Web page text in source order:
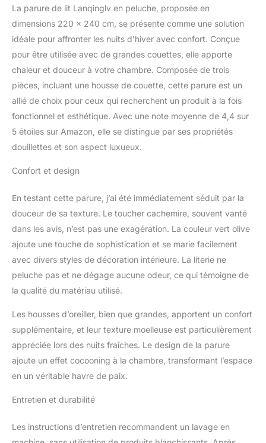
décoloration, aux plis,
aux bouloches. Ajoutez
une touche de grâce,
apportez de la couleur à
votre chambre. Offre
également une chaleur et
une respirabilité
optimales. Utilisation
polyvalente : en hiver, il
suffit de mettre la
couette ou la housse de
couette dans la parure
froid. En été, cette parure
synthétique peut être
utilisée seule comme
couette ou plaid avec
suffisamment de confort.
housse de couette 220 x
Notre parure de lit d'hiver
chaude en peluche est
fabriquée dans des
usines Oeko-Tex
Standard 100. Elle
garantit que nos produits
votre peau. Ensemble de
La parure de lit Lanqinglv en peluche, proposée en
dimensions 220 x 240 cm, se présente comme une solution
idéale pour affronter les nuits d’hiver avec confort. Conçue
pour être utilisée avec de grandes couettes, elle apporte
chaleur et douceur à votre chambre. Composée de trois
pièces, incluant une housse de couette, cette parure est un
allié de choix pour ceux qui recherchent un produit à la fois
fonctionnel et esthétique. Avec une note moyenne de 4,4 sur
5 étoiles sur Amazon, elle se distingue par ses propriétés
douillettes et son aspect luxueux.
Confort et design
En testant cette parure, j’ai été immédiatement séduit par la
douceur de sa texture. Le toucher cachemire, souvent vanté
dans les avis, n’est pas une exagération. La couleur vert olive
ajoute une touche de sophistication et se marie facilement
avec divers styles de décoration intérieure. La literie ne
peluche pas et ne dégage aucune odeur, ce qui témoigne de
la qualité du matériau utilisé.
Les housses d’oreiller, bien que grandes, apportent un confort
supplémentaire, et leur texture moelleuse est particulièrement
appréciée lors des nuits fraîches. Le design de la parure
ajoute un effet cocooning à la chambre, transformant l’espace
en un véritable havre de paix.
Entretien et durabilité
Les instructions d’entretien recommandent un lavage en